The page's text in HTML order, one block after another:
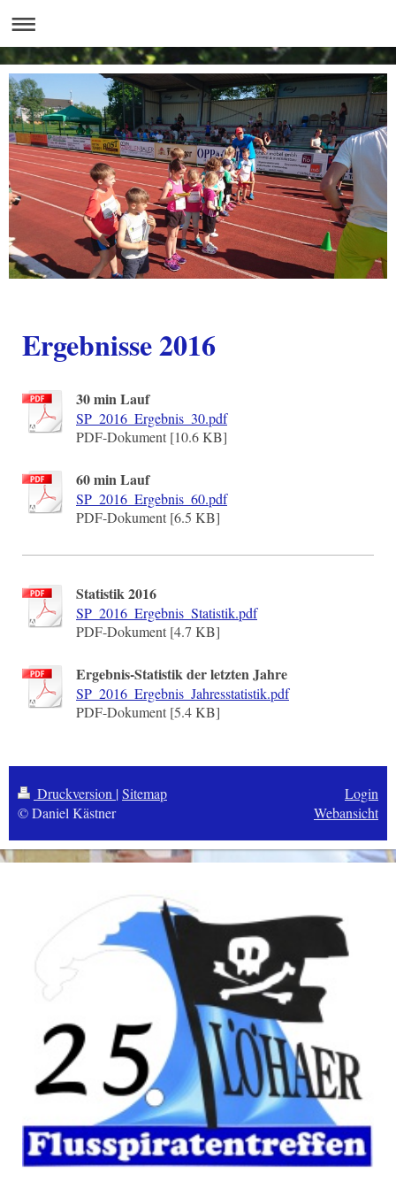
Ergebnisse 2016
30 min Lauf
SP_2016_Ergebnis_30.pdf
PDF-Dokument [10.6 KB]
60 min Lauf
SP_2016_Ergebnis_60.pdf
PDF-Dokument [6.5 KB]
Statistik 2016
SP_2016_Ergebnis_Statistik.pdf
PDF-Dokument [4.7 KB]
Ergebnis-Statistik der letzten Jahre
SP_2016_Ergebnis_Jahresstatistik.pdf
PDF-Dokument [5.4 KB]
Druckversion |Sitemap
© Daniel Kästner
Login
Webansicht